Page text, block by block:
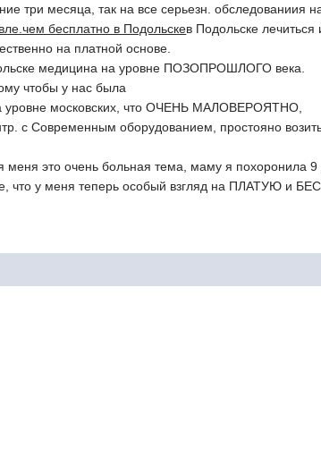
три месяца, так на все серьезн. обследованиия
бесплатно в Подольскев Подольске
на платной основе.
медицина на уровне ПОЗОПРОШЛОГО века.
чтобы у нас была
московских, что ОЧЕНЬ МАЛОВЕРОЯТНО,
с Современным оборудованием, простояно
меня это очень больная тема, маму я похоронила
что у меня теперь особый взгляд на ПЛАТУЮ и